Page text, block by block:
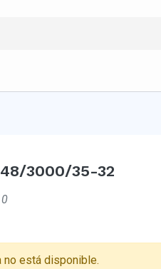
3000/35-32
no está disponible.